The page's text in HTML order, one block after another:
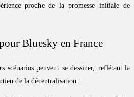
proche de la promesse initiale de
Bluesky en France
scénarios peuvent se dessiner, reflétant la
de la décentralisation :